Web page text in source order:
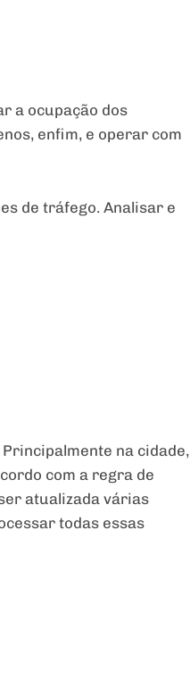
a ocupação dos
enfim, e operar com
de tráfego. Analisar e
na cidade,
com a regra de
atualizada várias
todas essas